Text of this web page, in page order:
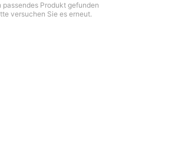
passendes Produkt gefunden
versuchen Sie es erneut.